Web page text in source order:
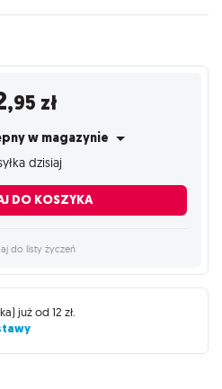
,95 zł
w magazynie
dzisiaj
DO KOSZYKA
do listy życzeń
) już od 12 zł.